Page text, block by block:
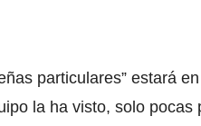
particulares” estará
la ha visto, solo